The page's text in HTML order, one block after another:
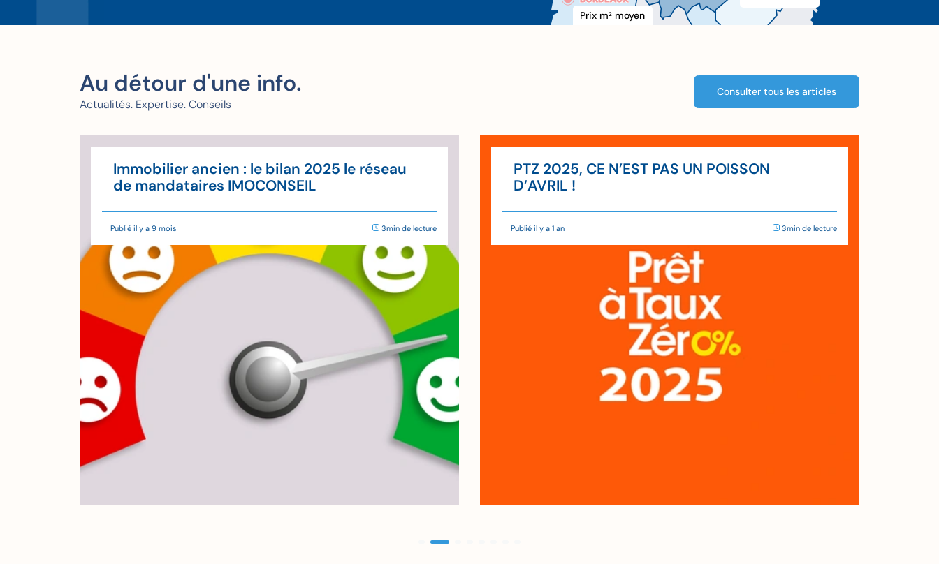
Prix m2 moyen
Au détour d'une info.
Actualités. Expertise. Conseils
Consulter tous les articles
Immobilier ancien : le bilan 2025 le réseau
de mandataires IMOCONSEIL
Publié il y a 9 mois 3min de lecture
PTZ 2025, CE N’EST PAS UN POISSON
D’AVRIL !
Publié il y a 1 an 3min de lecture